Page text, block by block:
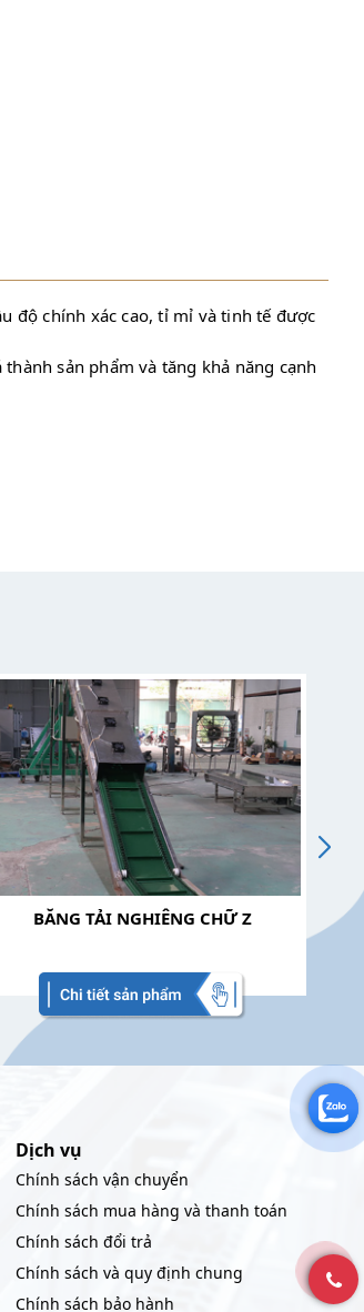
độ chính xác cao, tỉ mỉ và tinh tế được
sản phẩm và tăng khả năng cạnh
BĂNG TẢI NGHIÊNG CHỮ Z
Dịch vụ
Chính sách vận chuyển
Chính sách mua hàng và thanh toán
Chính sách đổi trả
Chính sách và quy định chung
Chính sách bảo hành